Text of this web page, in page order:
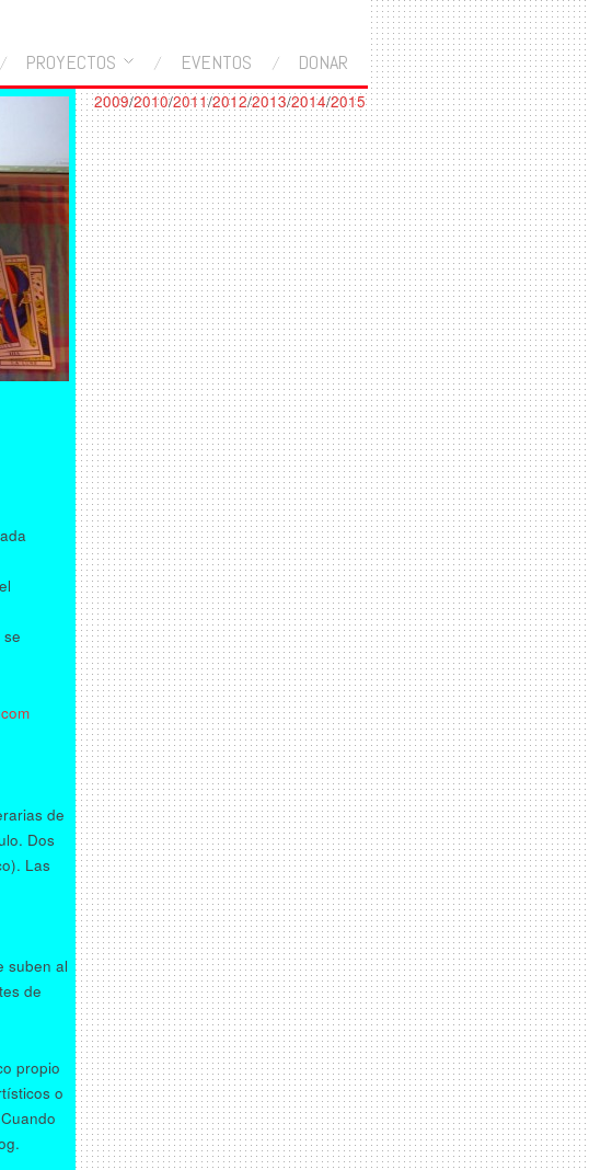
PROYECTOS EVENTOS DONAR
de
Dos
Las
suben al
de
propio
o
2009/2010/2011/2012/2013/2014/2015